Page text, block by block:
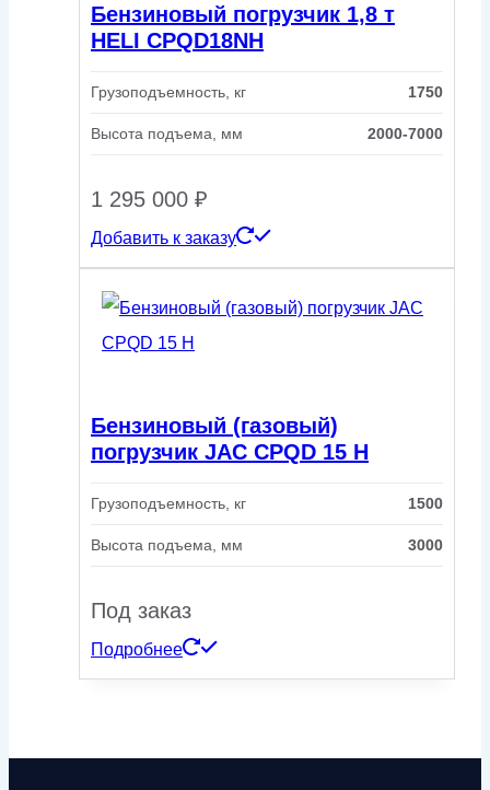
Бензиновый погрузчик 1,8 т
HELI CPQD18NH
Грузоподъемность, кг 1750
Высота подъема, мм 2000-7000
1 295 000 ₽
Добавить к заказу
Бензиновый (газовый)
погрузчик JAC CPQD 15 H
Грузоподъемность, кг 1500
Высота подъема, мм 3000
Под заказ
Подробнее